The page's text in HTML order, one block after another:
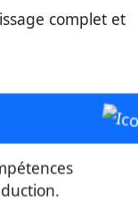
complet et